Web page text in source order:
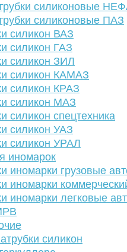
силиконовые
силиконовые ПАЗ
силикон ВАЗ
силикон ГАЗ
силикон ЗИЛ
силикон КАМАЗ
силикон КРАЗ
силикон МАЗ
силикон спецтехника
силикон УАЗ
силикон УРАЛ
иномарок
иномарки грузовые
иномарки
иномарки легковые
силикон